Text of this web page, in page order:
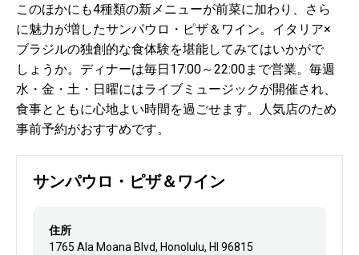
このほかにも4種類の新メニューが前菜に加わり、さら
に魅力が増したサンパウロ・ピザ＆ワイン。イタリア×
ブラジルの独創的な食体験を堪能してみてはいかがで
しょうか。ディナーは毎日17:00～22:00まで営業。毎週
水・金・土・日曜にはライブミュージックが開催され、
食事とともに心地よい時間を過ごせます。人気店のため
事前予約がおすすめです。
サンパウロ・ピザ＆ワイン
住所
1765 Ala Moana Blvd, Honolulu, HI 96815